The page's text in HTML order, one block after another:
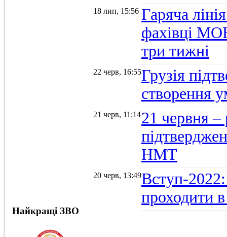
18 лип, 15:56 Гаряча
фахівці
три тижні
22 черв, 16:55Грузія
створення
21 черв, 11:1421 червня –
НМТ
20 черв, 13:49Вступ-
проходити в
Найкращі ЗВО